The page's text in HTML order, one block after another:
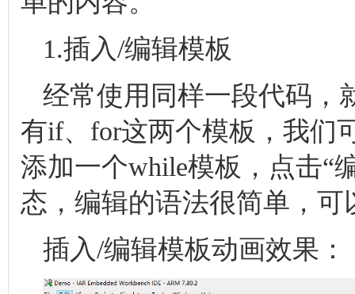
1.插入/编辑模板
经常使用同样一段代码，
有if、for这两个模板，我们
添加一个while模板，点击“
态，编辑的语法很简单，可
插入/编辑模板动画效果：